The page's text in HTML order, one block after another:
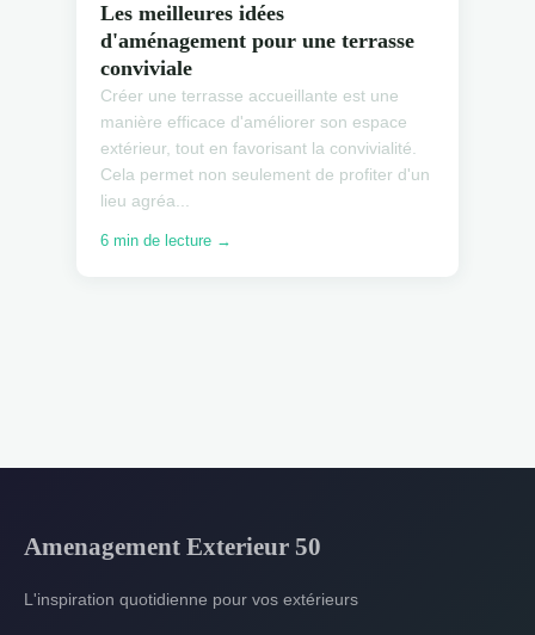
Les meilleures idées
d'aménagement pour une terrasse
conviviale
Créer une terrasse accueillante est une
manière efficace d'améliorer son espace
extérieur, tout en favorisant la convivialité.
Cela permet non seulement de profiter d'un
lieu agréa...
6 min de lecture →
Amenagement Exterieur 50
L'inspiration quotidienne pour vos extérieurs